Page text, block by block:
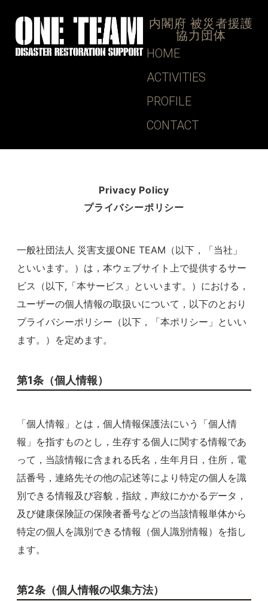
内閣府 被災者援護
協力団体
HOME
ACTIVITIES
PROFILE
CONTACT
Privacy Policy
プライバシーポリシー
一般社団法人 災害支援ONE TEAM（以下，「当社」
といいます。）は，本ウェブサイト上で提供するサー
ビス（以下,「本サービス」といいます。）における，
ユーザーの個人情報の取扱いについて，以下のとおり
プライバシーポリシー（以下，「本ポリシー」といい
ます。）を定めます。
第1条（個人情報）
「個人情報」とは，個人情報保護法にいう「個人情
報」を指すものとし，生存する個人に関する情報であ
って，当該情報に含まれる氏名，生年月日，住所，電
話番号，連絡先その他の記述等により特定の個人を識
別できる情報及び容貌，指紋，声紋にかかるデータ，
及び健康保険証の保険者番号などの当該情報単体から
特定の個人を識別できる情報（個人識別情報）を指し
ます。
第2条（個人情報の収集方法）